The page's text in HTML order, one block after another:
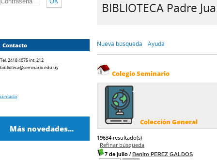
BIBLIOTECA Padre
Nueva búsqueda Ayuda
Colegio Seminario
Colección General
19634 resultado(s)
Refinar búsqueda
7 de julio / Benito PEREZ GALDOS
Contacto
Tel. 2418 4075 int. 212
biblioteca@seminario.edu.uy
contacto
Más novedades...